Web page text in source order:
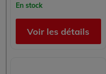
En stock
Voir les détails